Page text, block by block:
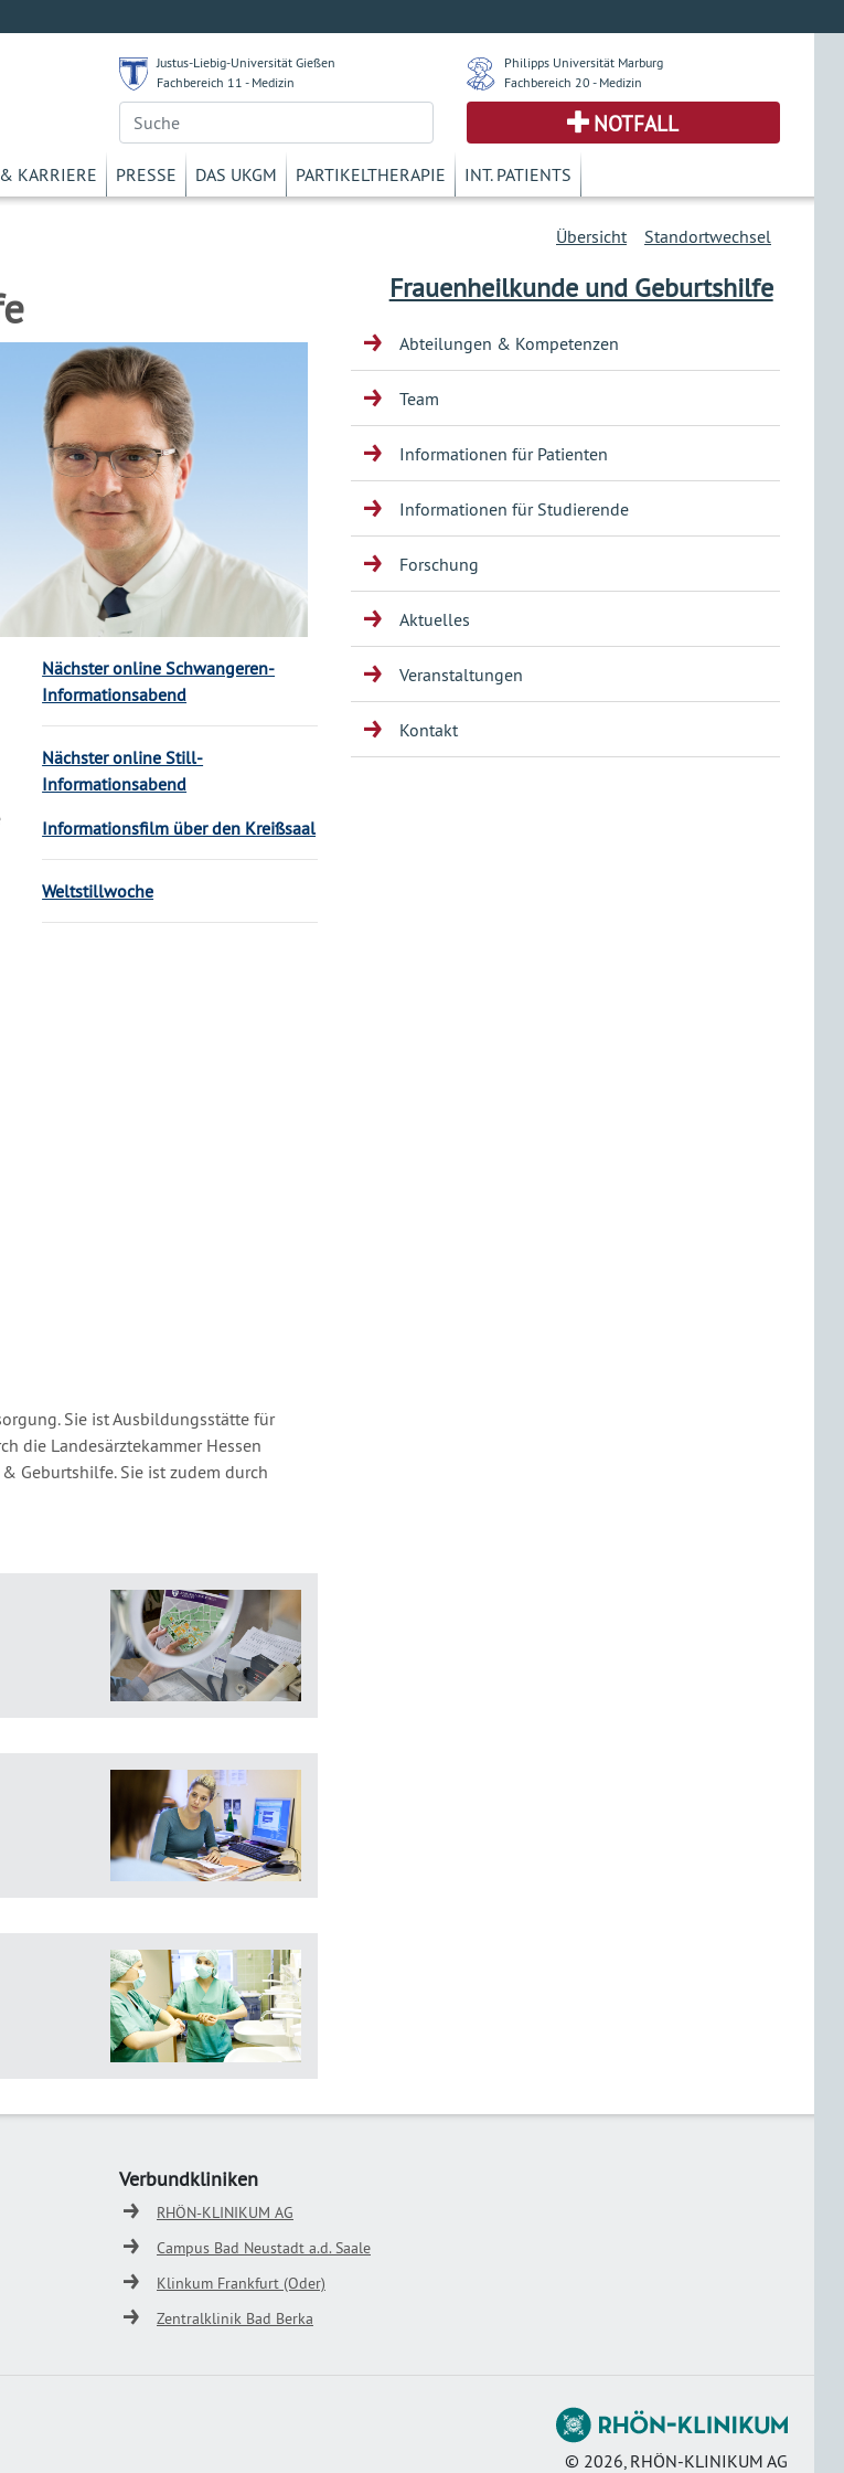
Justus-Liebig-Universität Gießen
Fachbereich 11 - Medizin
Philipps Universität Marburg
Fachbereich 20 - Medizin
NOTFALL
KARRIERE PRESSE DAS UKGM PARTIKELTHERAPIE INT. PATIENTS
Standortwechsel
Übersicht
Nächster online Schwangeren-
Informationsabend
Nächster online Still-
Informationsabend
Informationsfilm über den Kreißsaal
Weltstillwoche
Sie ist Ausbildungsstätte für
die Landesärztekammer Hessen
Geburtshilfe. Sie ist zudem durch
Frauenheilkunde und Geburtshilfe
Abteilungen & Kompetenzen
Team
Informationen für Patienten
Informationen für Studierende
Forschung
Aktuelles
Veranstaltungen
Kontakt
Verbundkliniken
RHÖN-KLINIKUM AG
Campus Bad Neustadt a.d. Saale
Klinkum Frankfurt (Oder)
Zentralklinik Bad Berka
© 2026 , RHÖN-KLINIKUM AG